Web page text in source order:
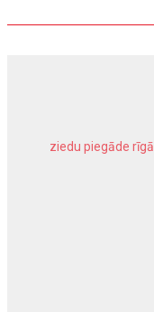
ziedu piegāde rīgā